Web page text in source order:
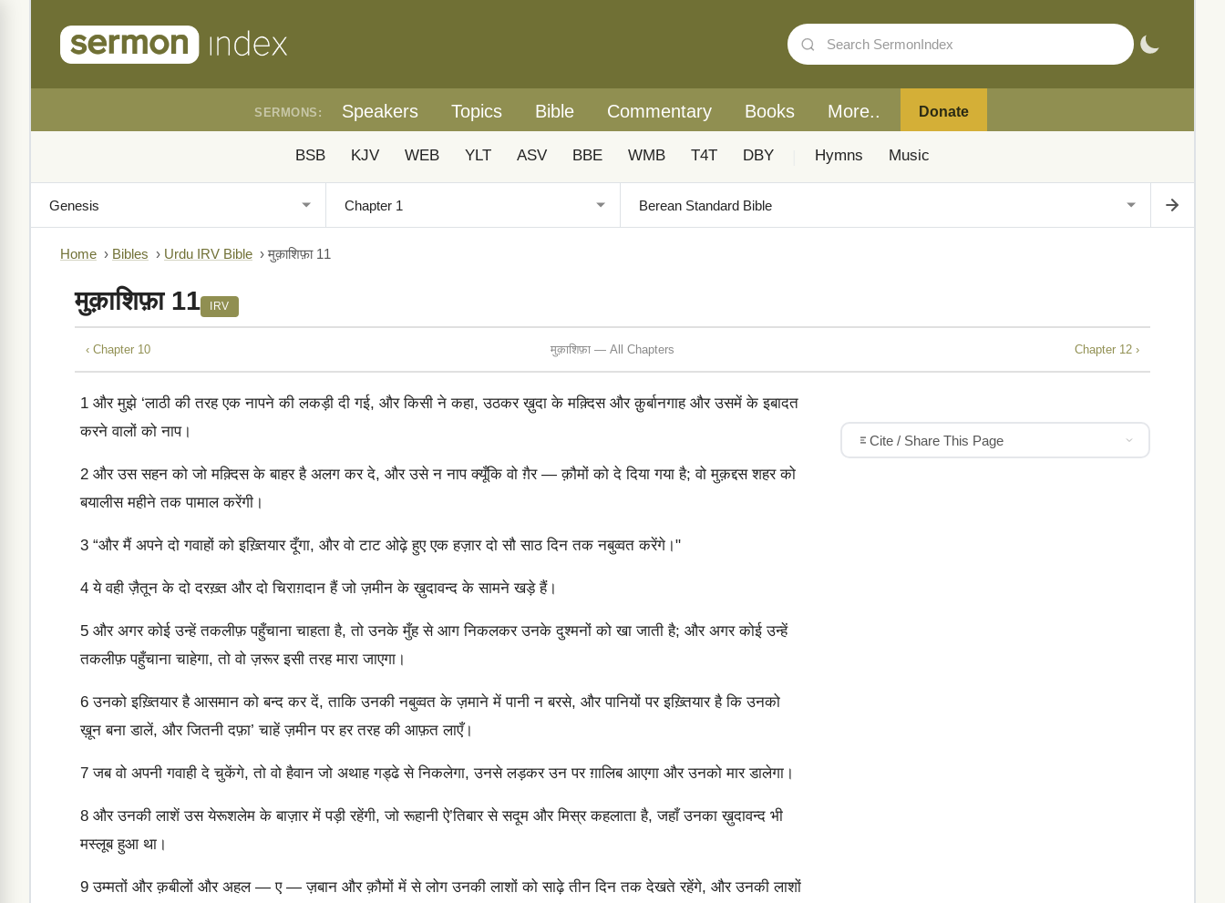
SERMONS: Speakers Topics Bible Commentary Books More.. Donate
BSB KJV WEB YLT ASV BBE WMB T4T DBY Hymns Music
Home › Bibles › Urdu IRV Bible ›मुक़ाशिफ़ा 11
मुक़ाशिफ़ा 11 IRV
‹ Chapter 10 मुक़ाशिफ़ा — All Chapters Chapter 12 ›
1 और मुझे ‘लाठी की तरह एक नापने की लकड़ी दी गई, और किसी ने कहा, उठकर ख़ुदा के मक़्दिस और क़ुर्बानगाह और उसमें के इबादत
करने वालों को नाप।
2 और उस सहन को जो मक़्दिस के बाहर है अलग कर दे, और उसे न नाप क्यूँकि वो ग़ैर — क़ौमों को दे दिया गया है; वो मुक़द्दस शहर को
बयालीस महीने तक पामाल करेंगी।
3 “और मैं अपने दो गवाहों को इख़्तियार दूँगा, और वो टाट ओढ़े हुए एक हज़ार दो सौ साठ दिन तक नबुव्वत करेंगे।"
4 ये वही ज़ैतून के दो दरख़्त और दो चिराग़दान हैं जो ज़मीन के ख़ुदावन्द के सामने खड़े हैं।
5 और अगर कोई उन्हें तकलीफ़ पहुँचाना चाहता है, तो उनके मुँह से आग निकलकर उनके दुश्मनों को खा जाती है; और अगर कोई उन्हें
तकलीफ़ पहुँचाना चाहेगा, तो वो ज़रूर इसी तरह मारा जाएगा।
6 उनको इख़्तियार है आसमान को बन्द कर दें, ताकि उनकी नबुव्वत के ज़माने में पानी न बरसे, और पानियों पर इख़्तियार है कि उनको
ख़ून बना डालें, और जितनी दफ़ा’ चाहें ज़मीन पर हर तरह की आफ़त लाएँ।
7 जब वो अपनी गवाही दे चुकेंगे, तो वो हैवान जो अथाह गड्ढे से निकलेगा, उनसे लड़कर उन पर ग़ालिब आएगा और उनको मार डालेगा।
8 और उनकी लाशें उस येरूशलेम के बाज़ार में पड़ी रहेंगी, जो रूहानी ऐ’तिबार से सदूम और मिस्र कहलाता है, जहाँ उनका ख़ुदावन्द भी
मस्लूब हुआ था।
9 उम्मतों और क़बीलों और अहल — ए — ज़बान और क़ौमों में से लोग उनकी लाशों को साढ़े तीन दिन तक देखते रहेंगे, और उनकी लाशों
Cite / Share This Page